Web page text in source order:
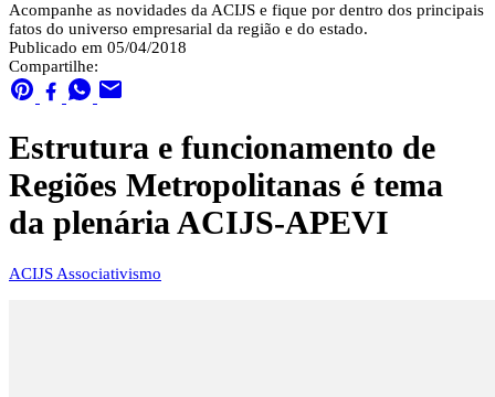
Acompanhe as novidades da ACIJS e fique por dentro dos principais
fatos do universo empresarial da região e do estado.
Publicado em 05/04/2018
Compartilhe:
Estrutura e funcionamento de
Regiões Metropolitanas é tema
da plenária ACIJS-APEVI
ACIJS Associativismo